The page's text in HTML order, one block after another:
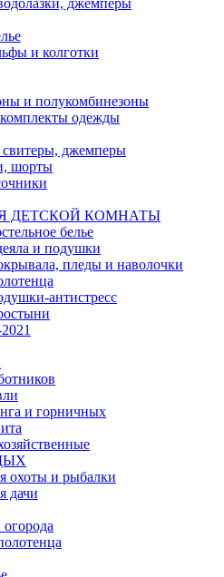
джемперы
и колготки
и полукомбинезоны
одежды
джемперы
шорты
ДЕТСКОЙ КОМНАТЫ
белье
и подушки
пледы и наволочки
антистресс
и горничных
охоты и рыбалки
дачи